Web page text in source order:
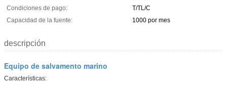
Condiciones de pago:
T/TL/C
Capacidad de la fuente:
1000 por mes
descripción
Equipo de salvamento marino
Características: